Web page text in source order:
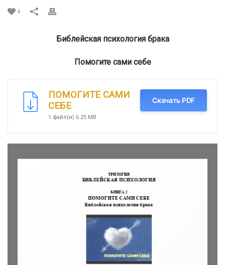
4
Библейская психология брака
Помогите сами себе
ПОМОГИТЕ САМИ
СЕБЕ
1 файл(и) 6.25 MB
Скачать PDF